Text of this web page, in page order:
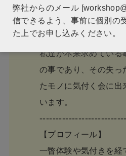
代、ありがたい面もあ
溢れ過ぎている情報や
に失った事がある様に
私達が本来求めている
の事であり、その失っ
たモノに気付く会に出
います。
【プロフィール】
一瞥体験や気付きを経
弊社からのメール
信できるよう、事前に個別の
た上でお申し込みください。